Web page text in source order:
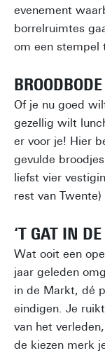
evenement
borrelruimtes
om een stempel
BROODBODE
Of je nu goed
gezellig wilt
er voor je! Hier
gevulde
liefst vier
rest van
‘T GAT IN
Wat ooit een
jaar geleden
in de Markt, dé
eindigen. Je
van het
de kiezen merk